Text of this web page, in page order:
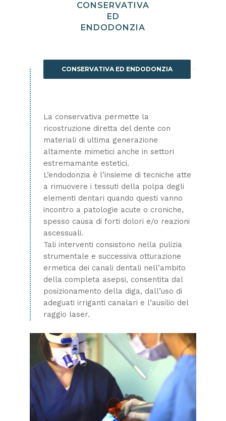
CONSERVATIVA
ED
ENDODONZIA
CONSERVATIVA ED ENDODONZIA
La conservativa permette la
ricostruzione diretta del dente con
materiali di ultima generazione
altamente mimetici anche in settori
estremamante estetici.
L’endodonzia è l’insieme di tecniche atte
a rimuovere i tessuti della polpa degli
elementi dentari quando questi vanno
incontro a patologie acute o croniche,
spesso causa di forti dolori e/o reazioni
ascessuali.
Tali interventi consistono nella pulizia
strumentale e successiva otturazione
ermetica dei canali dentali nell’ambito
della completa asepsi, consentita dal
posizionamento della diga, dall’uso di
adeguati irriganti canalari e l’ausilio del
raggio laser.